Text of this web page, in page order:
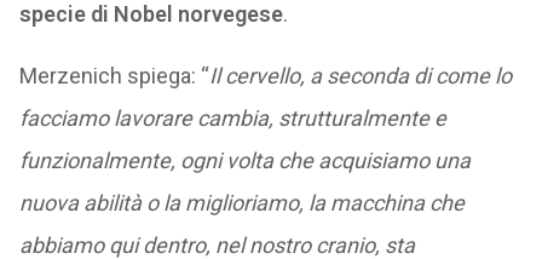
specie di Nobel norvegese.
Merzenich spiega: “Il cervello, a seconda di come lo
facciamo lavorare cambia, strutturalmente e
funzionalmente, ogni volta che acquisiamo una
nuova abilità o la miglioriamo, la macchina che
abbiamo qui dentro, nel nostro cranio, sta